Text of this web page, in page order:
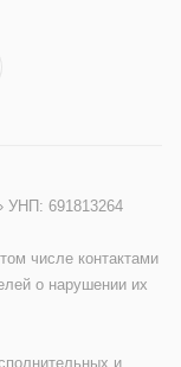
УНП: 691813264
числе контактами
о нарушении их
и